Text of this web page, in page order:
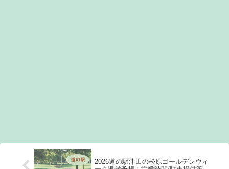
2026道の駅津田の松原ゴールデンウィ